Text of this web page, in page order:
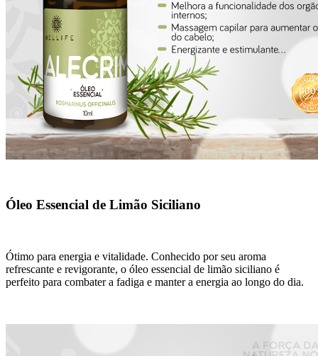
Óleo Essencial de Limão Siciliano
Ótimo para energia e vitalidade. Conhecido por seu aroma
refrescante e revigorante, o óleo essencial de limão siciliano é
perfeito para combater a fadiga e manter a energia ao longo do dia.